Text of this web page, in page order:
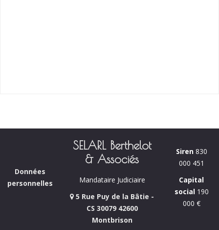
Données
personnelles
SELARL Berthelot
& Associés
Mandataire Judiciaire
5 Rue Puy de la Bâtie -
CS 30079 42600
Montbrison
Siren830
000 451
Capital
social190
000 €